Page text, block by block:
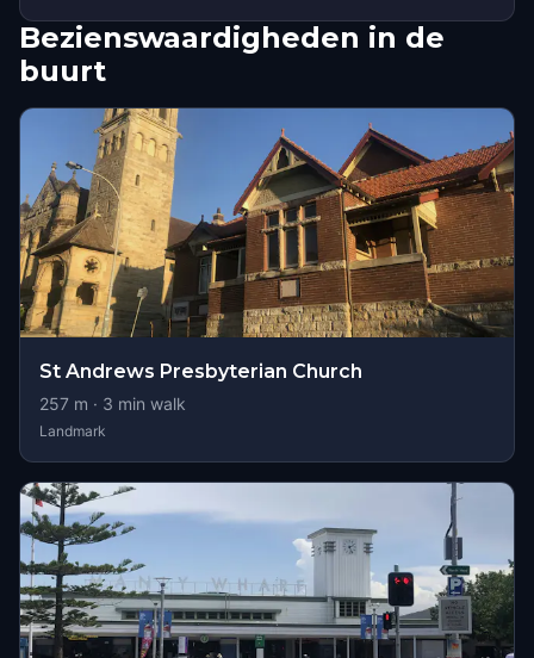
Bezienswaardigheden in de
buurt
St Andrews Presbyterian Church
257 m · 3 min walk
Landmark